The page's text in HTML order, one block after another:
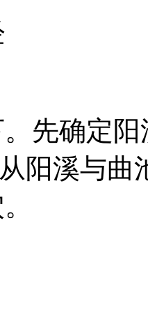
先确定
阳溪与曲